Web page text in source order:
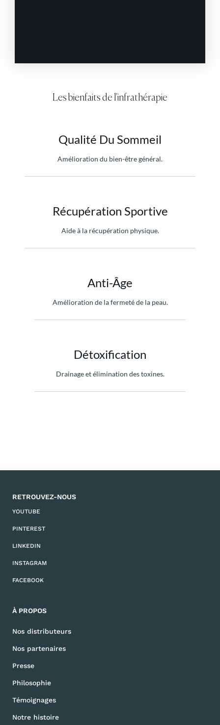
Les bienfaits de l'infrathérapie
Qualité Du Sommeil
Amélioration du bien-être général.
Récupération Sportive
Aide à la récupération physique.
Anti-Âge
Amélioration de la fermeté de la peau.
Détoxification
Drainage et élimination des toxines.
À PROPOS
Nos distributeurs
Nos partenaires
Presse
Philosophie
Témoignages
Notre histoire
RETROUVEZ-NOUS
YOUTUBE
PINTEREST
LINKEDIN
INSTAGRAM
FACEBOOK